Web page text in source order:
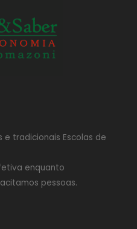
e tradicionais Escolas de
enquanto
pessoas.